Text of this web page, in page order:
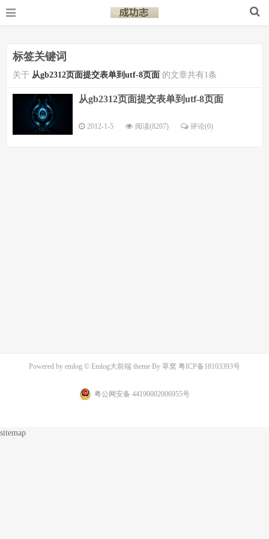
标签关键词
关于 从gb2312页面提交表单到utf-8页面 的文章共有1条
从gb2312页面提交表单到utf-8页面
2012-1-5 阅读(8207) 评论(0)
Powered by emlog © Emlog大前端 theme By 草窝 粤ICP备18103393号
粤公网安备 44190002006955号
sitemap